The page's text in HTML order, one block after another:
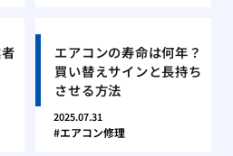
エアコンの寿命は何年？
買い替えサインと長持ち
させる方法
2025.07.31
エアコン修理